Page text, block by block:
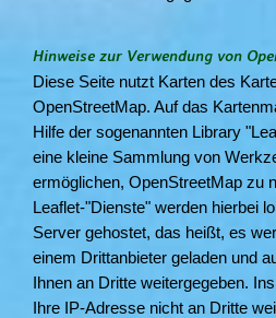
Hinweise zur Verwendung von
Diese Seite nutzt Karten des
OpenStreetMap. Auf das
Hilfe der sogenannten Library
eine kleine Sammlung von
ermöglichen, OpenStreetMap zu
Leaflet-"Dienste" werden hierbei
Server gehostet, das heißt, es
einem Drittanbieter geladen und
Ihnen an Dritte weitergegeben.
Ihre IP-Adresse nicht an Dritte